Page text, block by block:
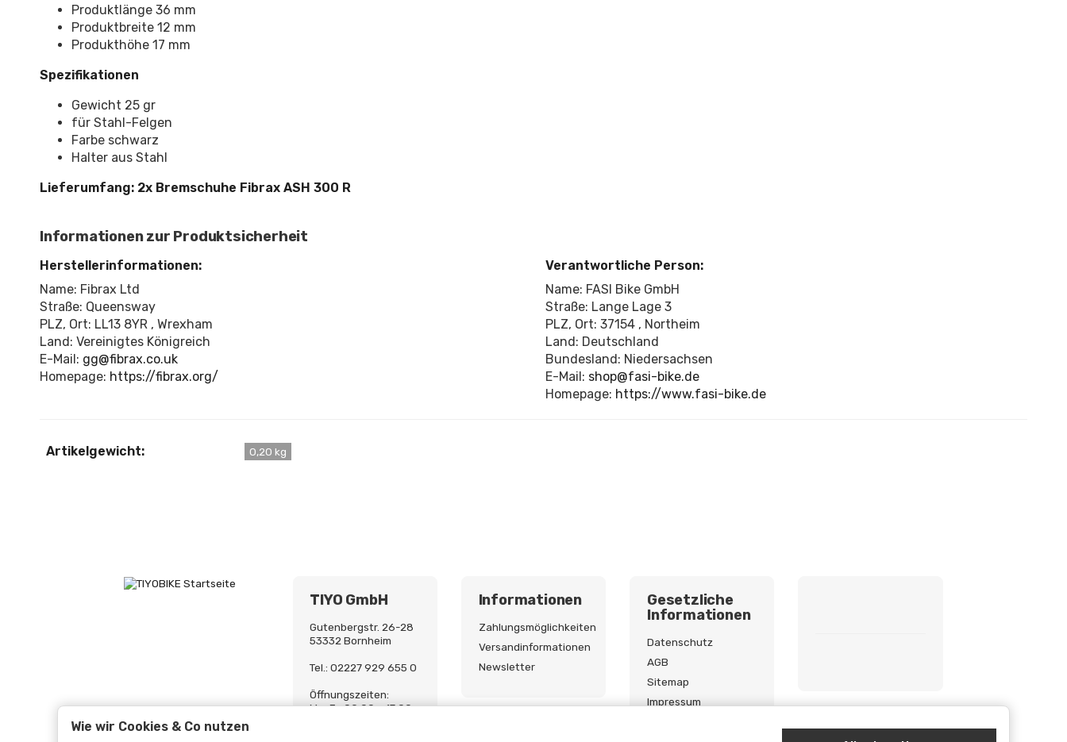
Produktlänge 36 mm
Produktbreite 12 mm
Produkthöhe 17 mm
Spezifikationen
Gewicht 25 gr
für Stahl-Felgen
Farbe schwarz
Halter aus Stahl
Lieferumfang: 2x Bremschuhe Fibrax ASH 300 R
Informationen zur Produktsicherheit
Herstellerinformationen:
Name: Fibrax Ltd
Straße: Queensway
PLZ, Ort: LL13 8YR , Wrexham
Land: Vereinigtes Königreich
E-Mail: gg@fibrax.co.uk
Homepage: https://fibrax.org/
Verantwortliche Person:
Name: FASI Bike GmbH
Straße: Lange Lage 3
PLZ, Ort: 37154 , Northeim
Land: Deutschland
Bundesland: Niedersachsen
E-Mail: shop@fasi-bike.de
Homepage: https://www.fasi-bike.de
Artikelgewicht: 0,20 kg
TIYO GmbH
Gutenbergstr. 26-28
53332 Bornheim
Tel.: 02227 929 655 0
Öffnungszeiten:
Mo-Fr. 09:00 - 17:00
Informationen
Zahlungsmöglichkeiten
Versandinformationen
Newsletter
Gesetzliche
Informationen
Datenschutz
AGB
Sitemap
Impressum
Wie wir Cookies & Co nutzen